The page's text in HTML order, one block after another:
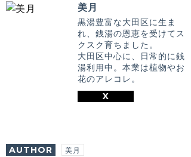
美月
黒湯豊富な大田区に生ま
れ、銭湯の恩恵を受けてス
クスク育ちました。
大田区中心に、日常的に銭
湯利用中。本業は植物やお
花のアレコレ。
X
AUTHOR
美月